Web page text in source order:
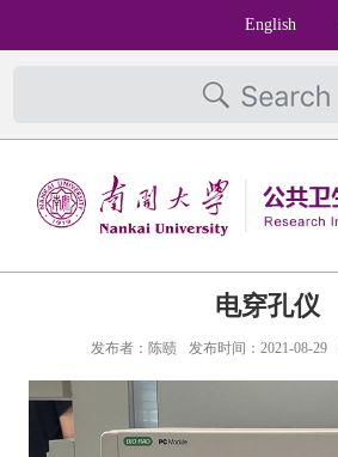
English
电穿孔仪
发布者：陈赜 发布时间：2021-08-29